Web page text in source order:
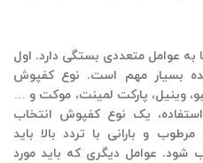
عوامل متعددی بستگی دارد. اول
بسیار مهم است. نوع کفپوش
وینیل، پارکت لمینت، موکت و …
یک نوع کفپوش انتخاب
و بارانی با تردد بالا باید
عوامل دیگری که باید مورد